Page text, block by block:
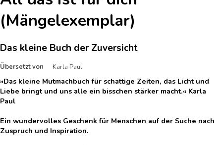
(Mängelexemplar)
Das kleine Buch der Zuversicht
Übersetzt von Karla Paul
»Das kleine Mutmachbuch für schattige Zeiten, das Licht und
Liebe bringt und uns alle ein bisschen stärker macht.« Karla
Paul
Ein wundervolles Geschenk für Menschen auf der Suche nach
Zuspruch und Inspiration.